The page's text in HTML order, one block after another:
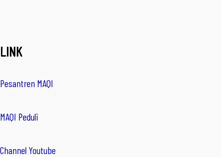
LINK
Pesantren MAQI
MAQI Peduli
Channel Youtube